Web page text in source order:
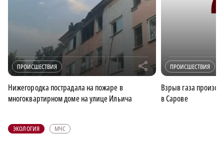
ПРОИСШЕСТВИЯ r
Нижегородка пострадала на пожаре в
многоквартирном доме на улице Ильича
ПРОИСШЕСТВИЯ
Взрыв газа
в Сарове
ЭКОЛОГИЯ МЧС